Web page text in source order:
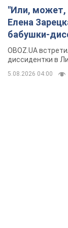
"Или, может,
Елена
бабушки-
Горской,
бегстве в
детьми
OBOZ.UA
диссидентки в
5.08.2026 04:00